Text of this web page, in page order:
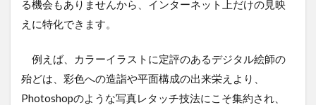
る機会もありませんから、インターネット上だけの見映
えに特化できます。
例えば、カラーイラストに定評のあるデジタル絵師の
殆どは、彩色への造詣や平面構成の出来栄えより、
Photoshopのような写真レタッチ技法にこそ集約され、